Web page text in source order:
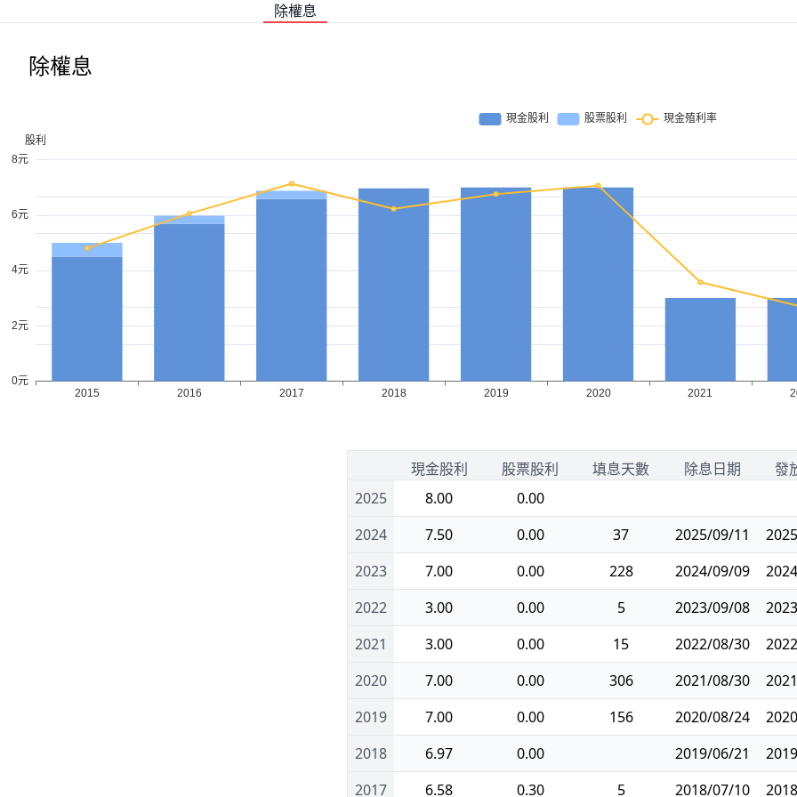
除權息
除權息
2025
2024
2023
2022
2021
2020
2019
2018
2017
現金股利 股票股利 填息天數 除息日期
發
8.00
0.00
7.50
0.00 37 2025/09/11
7.00
0.00 228 2024/09/09
3.00
0.00 5 2023/09/08
3.00
0.00 15 2022/08/30
7.00
0.00 306 2021/08/30
7.00
0.00 156 2020/08/24
6.97
0.00 2019/06/21
6.58
0.30 5 2018/07/10